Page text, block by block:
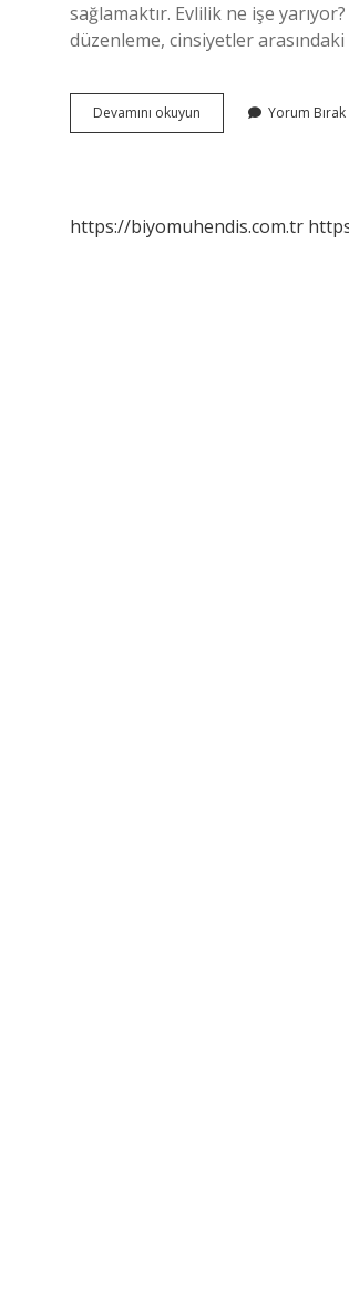
sağlamaktır. Evlilik ne işe
düzenleme, cinsiyetler
Devamını okuyun
Faydaları
Yorum Bırak
https://biyomuhendis.com.tr